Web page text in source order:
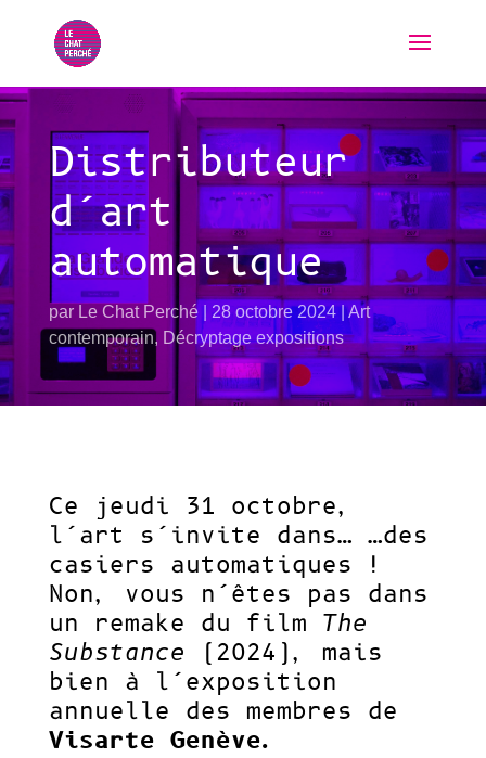
Distributeur
d’art
automatique
par Le Chat Perché 28 octobre 2024
Art
contemporain, Décryptage expositions
Ce jeudi 31 octobre,
l’art s’invite dans… …des
casiers automatiques !
Non, vous n’êtes pas dans
un remake du film The
Substance (2024), mais
bien à l’exposition
annuelle des membres de
Visarte Genève.